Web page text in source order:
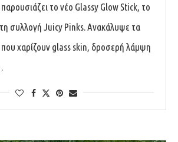
το νέο Glassy Glow Stick, το
συλλογή Juicy Pinks. Ανακάλυψε τα
χαρίζουν glass skin, δροσερή λάμψη